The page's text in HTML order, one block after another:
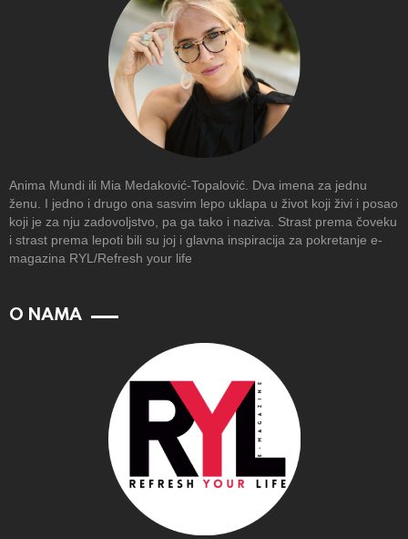
Anima Mundi ili Mia Medaković-Topalović. Dva imena za jednu
ženu. I jedno i drugo ona sasvim lepo uklapa u život koji živi i posao
koji je za nju zadovoljstvo, pa ga tako i naziva. Strast prema čoveku
i strast prema lepoti bili su joj i glavna inspiracija za pokretanje e-
magazina RYL/Refresh your life
O NAMA